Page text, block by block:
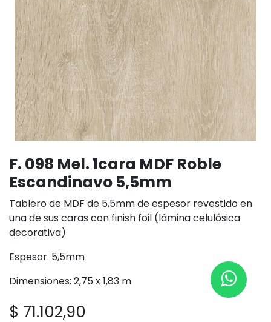
F. 098 Mel. 1cara MDF Roble
Escandinavo 5,5mm
Tablero de MDF de 5,5mm de espesor revestido en
una de sus caras con finish foil (lámina celulósica
decorativa)
Espesor: 5,5mm
Dimensiones: 2,75 x 1,83 m
$ 71.102,90